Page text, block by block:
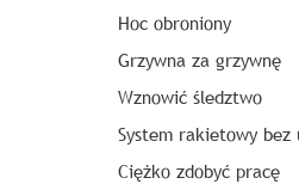
Hoc obroniony
Grzywna za grzywnę
Wznowić śledztwo
System rakietowy bez
Ciężko zdobyć pracę